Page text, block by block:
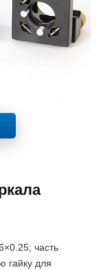
часть
гайку для